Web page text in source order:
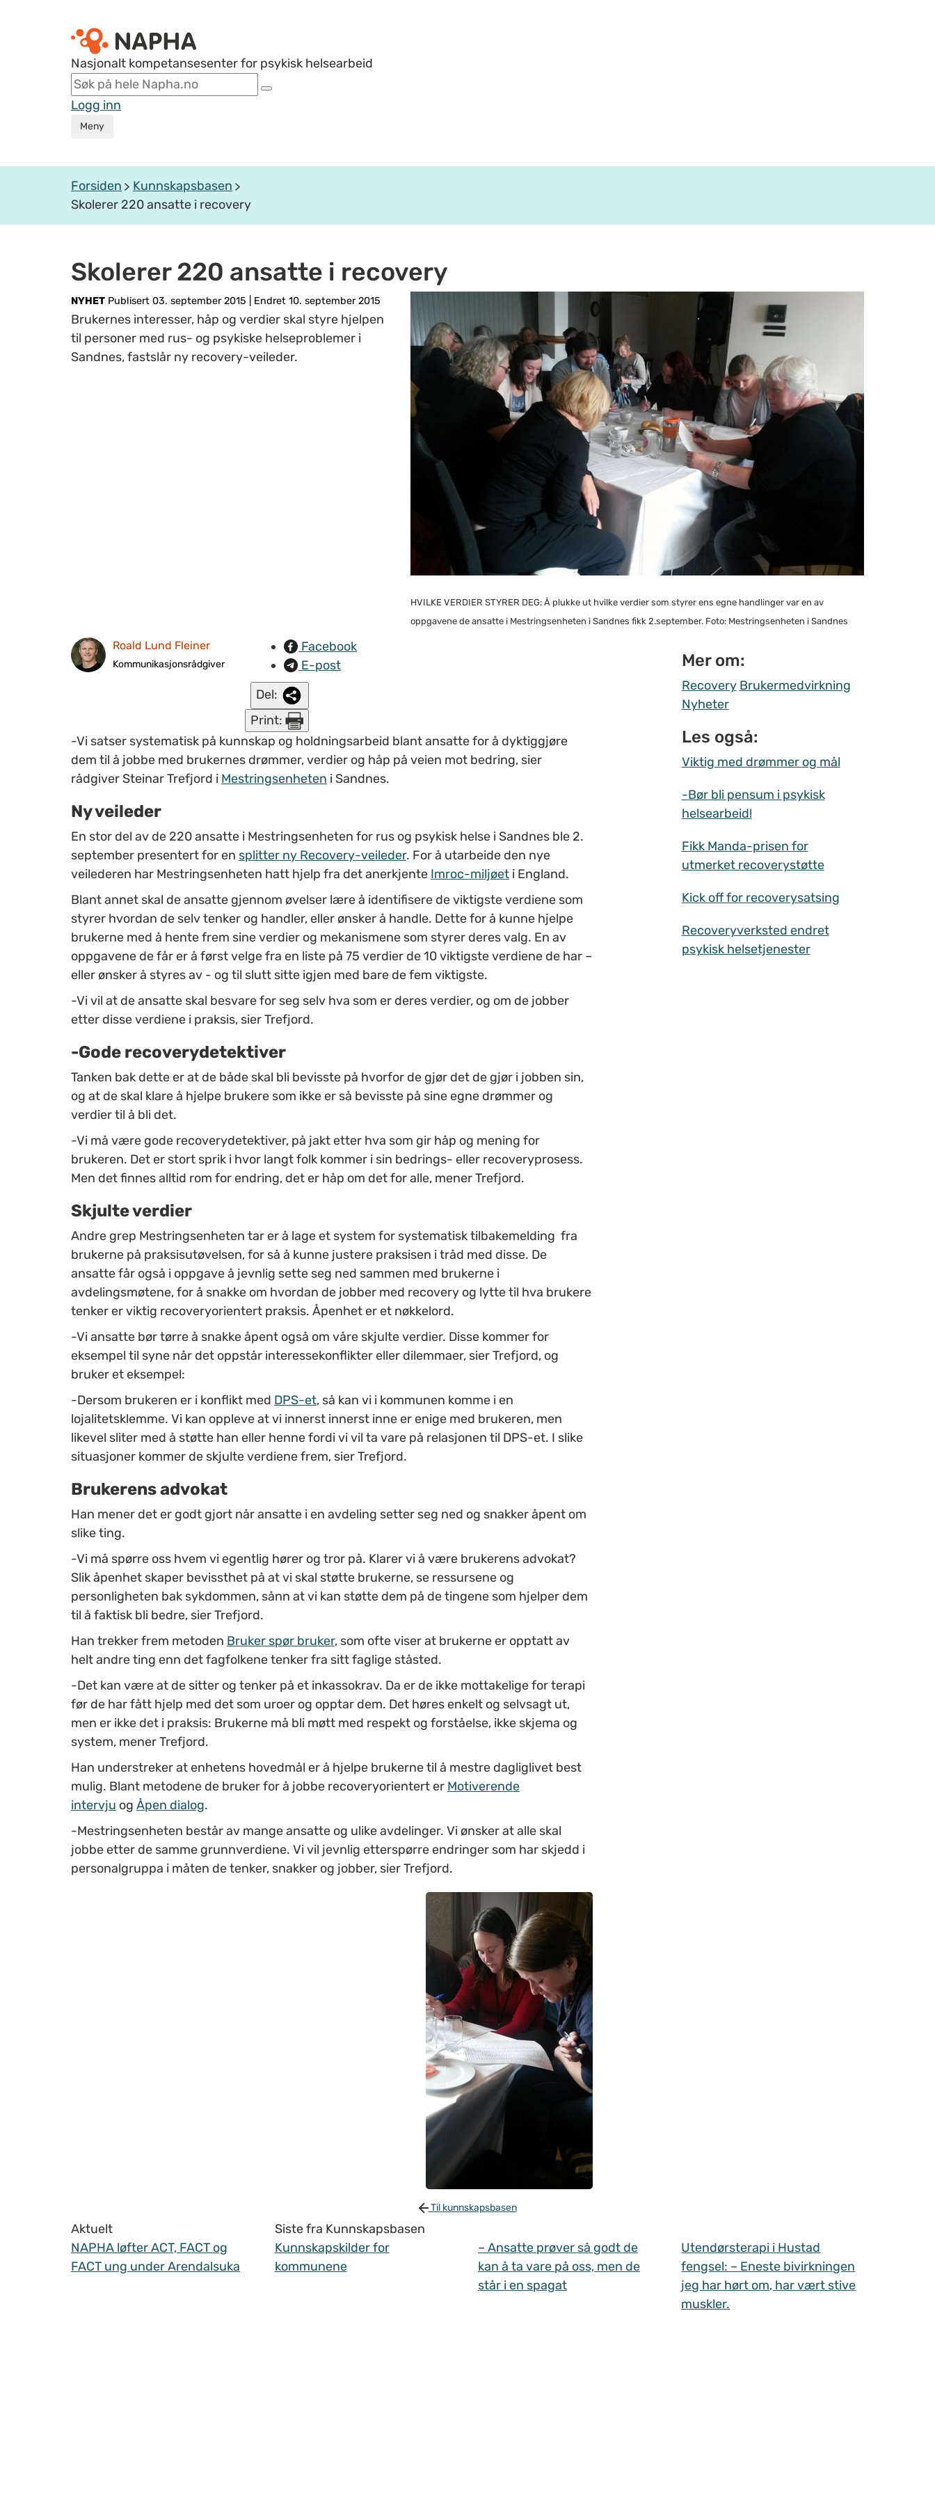
Nasjonalt kompetansesenter for psykisk helsearbeid
Logg inn
Meny
Forsiden
Kunnskapsbasen
Skolerer 220 ansatte i recovery
Skolerer 220 ansatte i recovery
NYHET Publisert 03. september 2015 Endret 10. september 2015
Brukernes interesser, håp og verdier skal styre hjelpen
til personer med rus- og psykiske helseproblemer i
Sandnes, fastslår ny recovery-veileder.
HVILKE VERDIER STYRER DEG: Å plukke ut hvilke verdier som styrer ens egne handlinger var en av
oppgavene de ansatte i Mestringsenheten i Sandnes fikk 2.september. Foto: Mestringsenheten i Sandnes
Roald Lund Fleiner
Kommunikasjonsrådgiver
Facebook
E-post
Del:
Print:
-Vi satser systematisk på kunnskap og holdningsarbeid blant ansatte for å dyktiggjøre
dem til å jobbe med brukernes drømmer, verdier og håp på veien mot bedring, sier
rådgiver Steinar Trefjord i Mestringsenheten i Sandnes.
Ny veileder
En stor del av de 220 ansatte i Mestringsenheten for rus og psykisk helse i Sandnes ble 2.
september presentert for en splitter ny Recovery-veileder. For å utarbeide den nye
veilederen har Mestringsenheten hatt hjelp fra det anerkjente Imroc-miljøet i England.
Blant annet skal de ansatte gjennom øvelser lære å identifisere de viktigste verdiene som
styrer hvordan de selv tenker og handler, eller ønsker å handle. Dette for å kunne hjelpe
brukerne med å hente frem sine verdier og mekanismene som styrer deres valg. En av
oppgavene de får er å først velge fra en liste på 75 verdier de 10 viktigste verdiene de har –
eller ønsker å styres av - og til slutt sitte igjen med bare de fem viktigste.
-Vi vil at de ansatte skal besvare for seg selv hva som er deres verdier, og om de jobber
etter disse verdiene i praksis, sier Trefjord.
-Gode recoverydetektiver
Tanken bak dette er at de både skal bli bevisste på hvorfor de gjør det de gjør i jobben sin,
og at de skal klare å hjelpe brukere som ikke er så bevisste på sine egne drømmer og
verdier til å bli det.
-Vi må være gode recoverydetektiver, på jakt etter hva som gir håp og mening for
brukeren. Det er stort sprik i hvor langt folk kommer i sin bedrings- eller recoveryprosess.
Men det finnes alltid rom for endring, det er håp om det for alle, mener Trefjord.
Skjulte verdier
Andre grep Mestringsenheten tar er å lage et system for systematisk tilbakemelding fra
brukerne på praksisutøvelsen, for så å kunne justere praksisen i tråd med disse. De
ansatte får også i oppgave å jevnlig sette seg ned sammen med brukerne i
avdelingsmøtene, for å snakke om hvordan de jobber med recovery og lytte til hva brukere
tenker er viktig recoveryorientert praksis. Åpenhet er et nøkkelord.
-Vi ansatte bør tørre å snakke åpent også om våre skjulte verdier. Disse kommer for
eksempel til syne når det oppstår interessekonflikter eller dilemmaer, sier Trefjord, og
bruker et eksempel:
-Dersom brukeren er i konflikt med DPS-et, så kan vi i kommunen komme i en
lojalitetsklemme. Vi kan oppleve at vi innerst innerst inne er enige med brukeren, men
likevel sliter med å støtte han eller henne fordi vi vil ta vare på relasjonen til DPS-et. I slike
situasjoner kommer de skjulte verdiene frem, sier Trefjord.
Brukerens advokat
Han mener det er godt gjort når ansatte i en avdeling setter seg ned og snakker åpent om
slike ting.
-Vi må spørre oss hvem vi egentlig hører og tror på. Klarer vi å være brukerens advokat?
Slik åpenhet skaper bevissthet på at vi skal støtte brukerne, se ressursene og
personligheten bak sykdommen, sånn at vi kan støtte dem på de tingene som hjelper dem
til å faktisk bli bedre, sier Trefjord.
Han trekker frem metoden Bruker spør bruker, som ofte viser at brukerne er opptatt av
helt andre ting enn det fagfolkene tenker fra sitt faglige ståsted.
-Det kan være at de sitter og tenker på et inkassokrav. Da er de ikke mottakelige for terapi
før de har fått hjelp med det som uroer og opptar dem. Det høres enkelt og selvsagt ut,
men er ikke det i praksis: Brukerne må bli møtt med respekt og forståelse, ikke skjema og
system, mener Trefjord.
Han understreker at enhetens hovedmål er å hjelpe brukerne til å mestre dagliglivet best
mulig. Blant metodene de bruker for å jobbe recoveryorientert er Motiverende
intervju og Åpen dialog.
-Mestringsenheten består av mange ansatte og ulike avdelinger. Vi ønsker at alle skal
jobbe etter de samme grunnverdiene. Vi vil jevnlig etterspørre endringer som har skjedd i
personalgruppa i måten de tenker, snakker og jobber, sier Trefjord.
Mer om:
Recovery Brukermedvirkning
Nyheter
Les også:
Viktig med drømmer og mål
-Bør bli pensum i psykisk
helsearbeid!
Fikk Manda-prisen for
utmerket recoverystøtte
Kick off for recoverysatsing
Recoveryverksted endret
psykisk helsetjenester
Til kunnskapsbasen
Aktuelt
NAPHA løfter ACT, FACT og
FACT ung under Arendalsuka
Siste fra Kunnskapsbasen
Kunnskapskilder for
kommunene
– Ansatte prøver så godt de
kan å ta vare på oss, men de
står i en spagat
Utendørsterapi i Hustad
fengsel: – Eneste bivirkningen
jeg har hørt om, har vært stive
muskler.